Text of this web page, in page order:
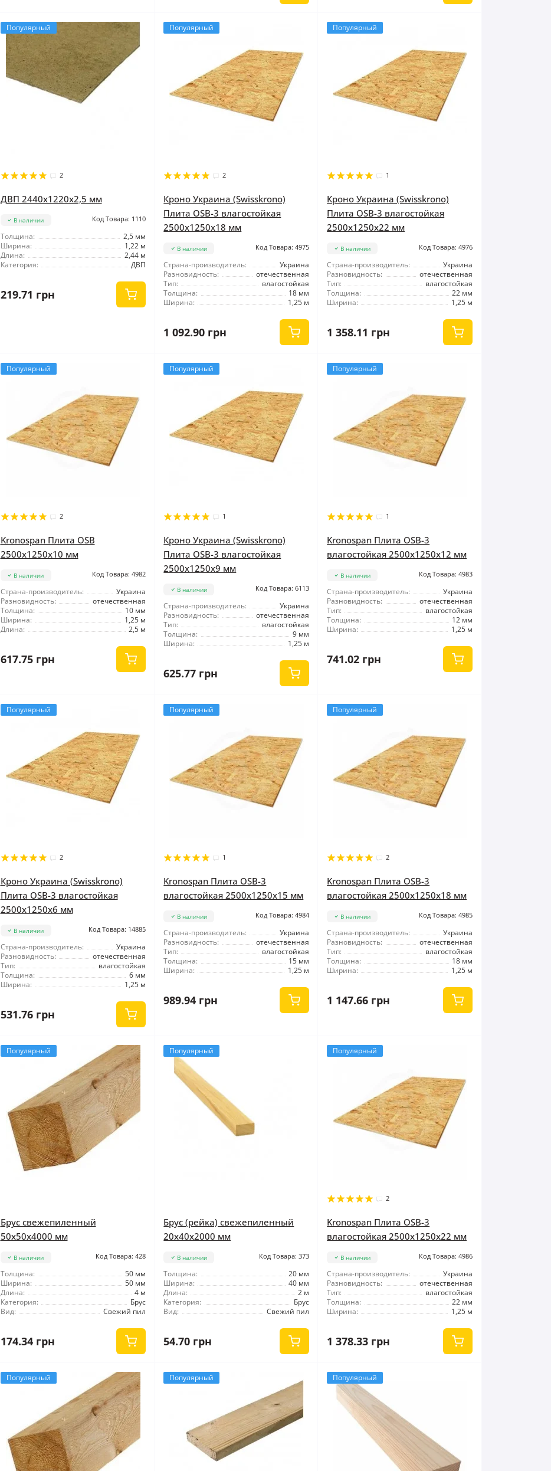
Популярный
2
ДВП 2440x1220x2,5 мм
В наличии Код Товара: 1110
Толщина:
2,5 мм
Ширина:
1,22 м
Длина:
2,44 м
Категория:
ДВП
219.71 грн
Популярный
2
Кроно Украина (Swisskrono)
Плита OSB-3 влагостойкая
2500x1250x18 мм
В наличии Код Товара: 4975
Страна-производитель:
Украина
Разновидность:
отечественная
Тип:
влагостойкая
Толщина:
18 мм
Ширина:
1,25 м
1 092.90 грн
Популярный
1
Кроно Украина (Swisskrono)
Плита OSB-3 влагостойкая
2500x1250x22 мм
В наличии Код Товара: 4976
Страна-производитель:
Украина
Разновидность:
отечественная
Тип:
влагостойкая
Толщина:
22 мм
Ширина:
1,25 м
1 358.11 грн
Популярный
2
Kronospan Плита OSB
2500x1250x10 мм
В наличии Код Товара: 4982
Страна-производитель:
Украина
Разновидность:
отечественная
Толщина:
10 мм
Ширина:
1,25 м
Длина:
2,5 м
617.75 грн
Популярный
1
Кроно Украина (Swisskrono)
Плита OSB-3 влагостойкая
2500x1250x9 мм
В наличии Код Товара: 6113
Страна-производитель:
Украина
Разновидность:
отечественная
Тип:
влагостойкая
Толщина:
9 мм
Ширина:
1,25 м
625.77 грн
Популярный
1
Kronospan Плита OSB-3
влагостойкая 2500x1250x12 мм
В наличии Код Товара: 4983
Страна-производитель:
Украина
Разновидность:
отечественная
Тип:
влагостойкая
Толщина:
12 мм
Ширина:
1,25 м
741.02 грн
Популярный
2
Кроно Украина (Swisskrono)
Плита OSB-3 влагостойкая
2500x1250x6 мм
В наличии Код Товара: 14885
Страна-производитель:
Украина
Разновидность:
отечественная
Тип:
влагостойкая
Толщина:
6 мм
Ширина:
1,25 м
531.76 грн
Популярный
1
Kronospan Плита OSB-3
влагостойкая 2500x1250x15 мм
В наличии Код Товара: 4984
Страна-производитель:
Украина
Разновидность:
отечественная
Тип:
влагостойкая
Толщина:
15 мм
Ширина:
1,25 м
989.94 грн
Популярный
2
Kronospan Плита OSB-3
влагостойкая 2500x1250x18 мм
В наличии Код Товара: 4985
Страна-производитель:
Украина
Разновидность:
отечественная
Тип:
влагостойкая
Толщина:
18 мм
Ширина:
1,25 м
1 147.66 грн
Популярный
Брус свежепиленный
50x50x4000 мм
В наличии Код Товара: 428
Толщина:
50 мм
Ширина:
50 мм
Длина:
4 м
Категория:
Брус
Вид:
Свежий пил
174.34 грн
Популярный
Брус (рейка) свежепиленный
20x40x2000 мм
В наличии Код Товара: 373
Толщина:
20 мм
Ширина:
40 мм
Длина:
2 м
Категория:
Брус
Вид:
Свежий пил
54.70 грн
Популярный
2
Kronospan Плита OSB-3
влагостойкая 2500x1250x22 мм
В наличии Код Товара: 4986
Страна-производитель:
Украина
Разновидность:
отечественная
Тип:
влагостойкая
Толщина:
22 мм
Ширина:
1,25 м
1 378.33 грн
Популярный Популярный Популярный